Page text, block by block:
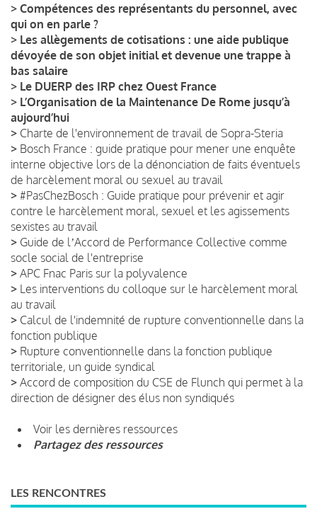
> Compétences des représentants du personnel, avec
qui on en parle ?
> Les allègements de cotisations : une aide publique
dévoyée de son objet initial et devenue une trappe à
bas salaire
> Le DUERP des IRP chez Ouest France
> L’Organisation de la Maintenance De Rome jusqu’à
aujourd’hui
> Charte de l'environnement de travail de Sopra-Steria
> Bosch France : guide pratique pour mener une enquête
interne objective lors de la dénonciation de faits éventuels
de harcèlement moral ou sexuel au travail
> #PasChezBosch : Guide pratique pour prévenir et agir
contre le harcèlement moral, sexuel et les agissements
sexistes au travail
> Guide de lʼAccord de Performance Collective comme
socle social de l'entreprise
> APC Fnac Paris sur la polyvalence
> Les interventions du colloque sur le harcèlement moral
au travail
> Calcul de l'indemnité de rupture conventionnelle dans la
fonction publique
> Rupture conventionnelle dans la fonction publique
territoriale, un guide syndical
> Accord de composition du CSE de Flunch qui permet à la
direction de désigner des élus non syndiqués
Voir les dernières ressources
Partagez des ressources
LES RENCONTRES